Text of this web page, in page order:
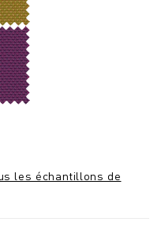
les échantillons de